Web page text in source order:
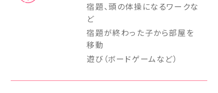
宿題、頭の体操になるワークな
ど
宿題が終わった子から部屋を
移動
遊び（ボードゲームなど）